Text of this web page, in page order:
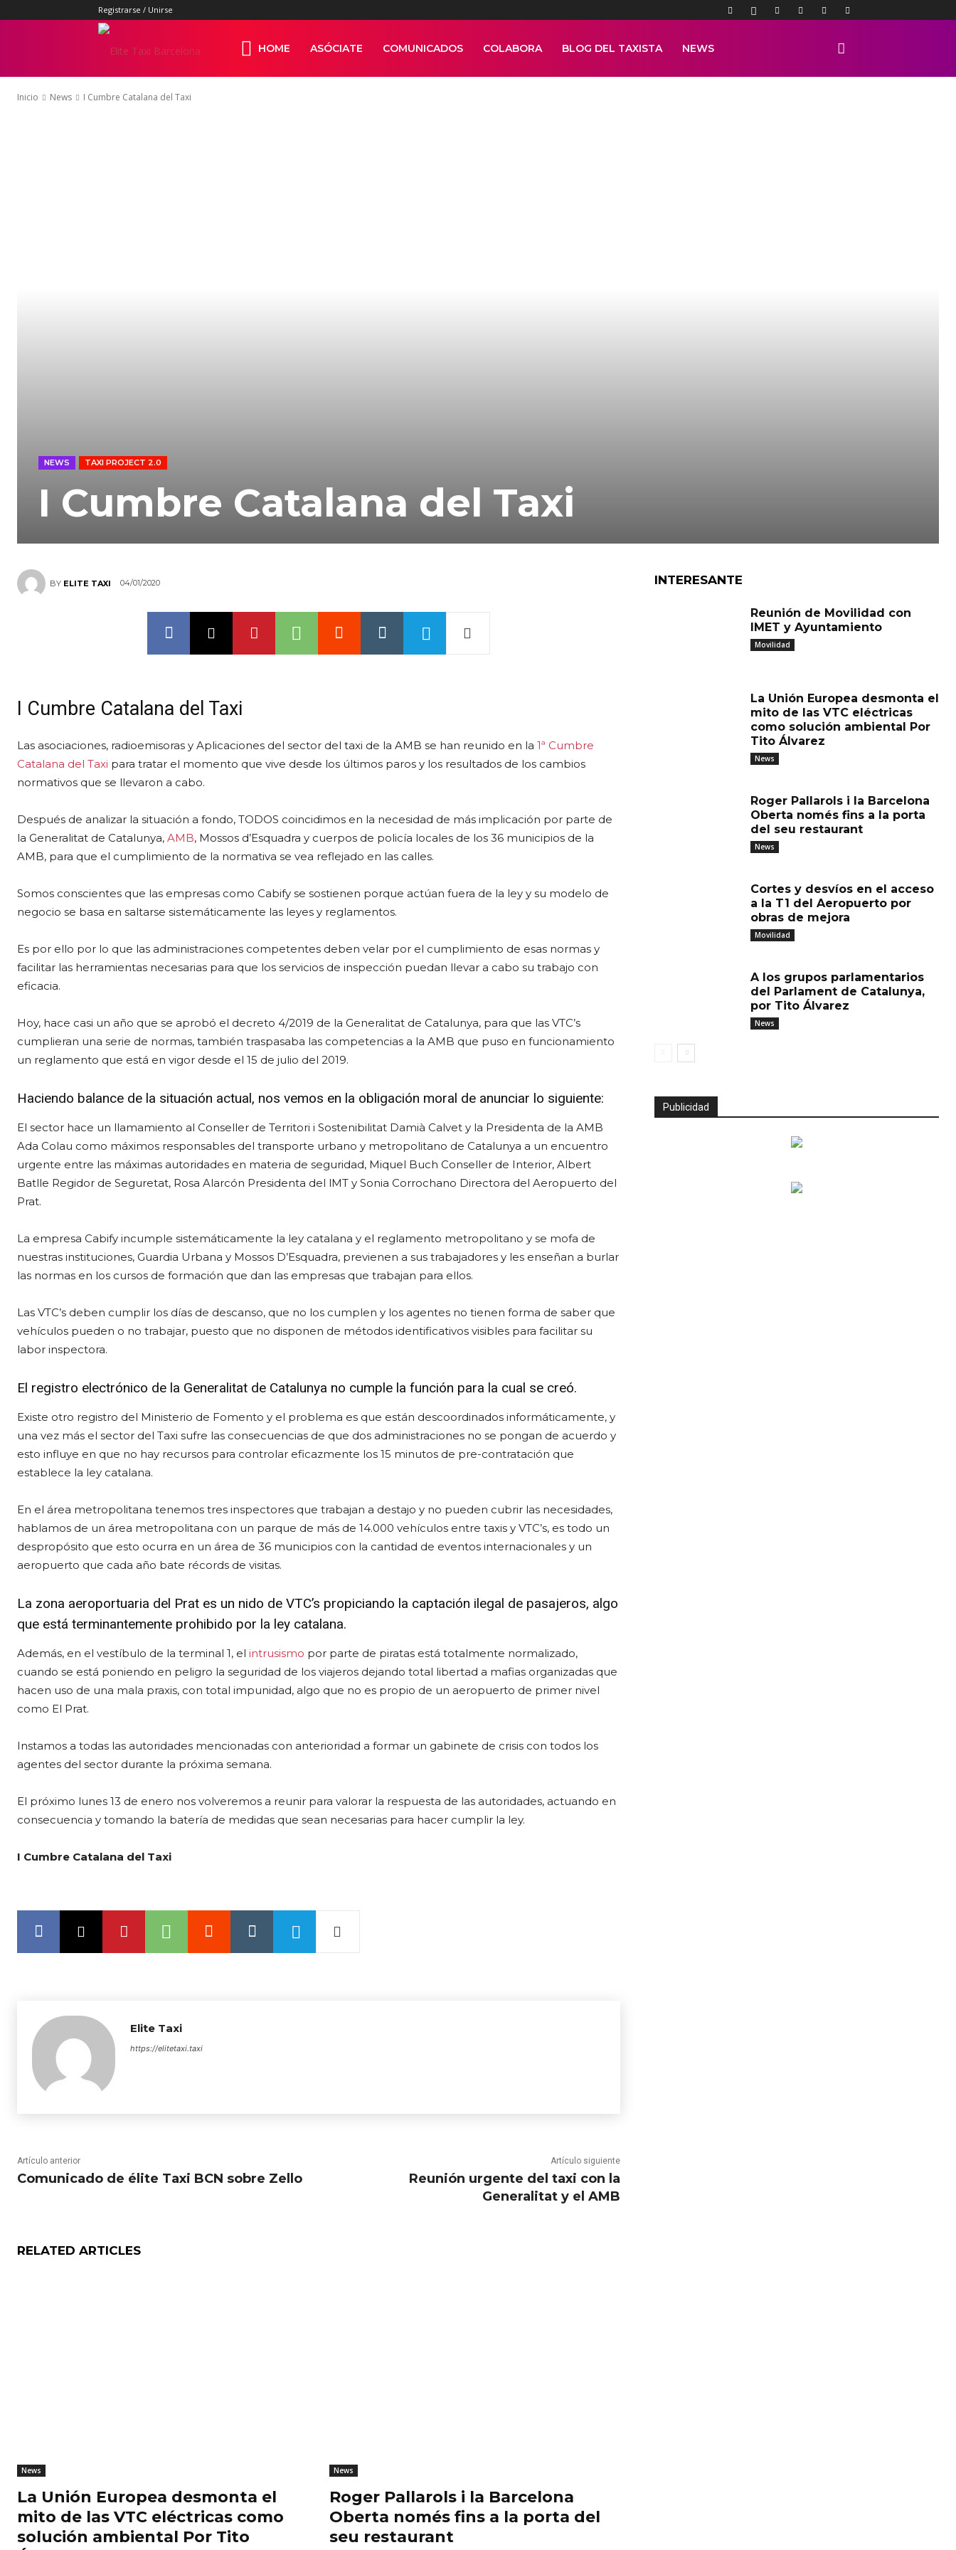
Registrarse / Unirse
HOME ASÓCIATE COMUNICADOS COLABORA BLOG DEL TAXISTA NEWS
Inicio News I Cumbre Catalana del Taxi
NEWS TAXI PROJECT 2.0
I Cumbre Catalana del Taxi
BY ELITE TAXI 04/01/2020
I Cumbre Catalana del Taxi
Las asociaciones, radioemisoras y Aplicaciones del sector del taxi de la AMB se han reunido en la 1ª Cumbre
Catalana del Taxi para tratar el momento que vive desde los últimos paros y los resultados de los cambios
normativos que se llevaron a cabo.
Después de analizar la situación a fondo, TODOS coincidimos en la necesidad de más implicación por parte de
la Generalitat de Catalunya, AMB, Mossos d’Esquadra y cuerpos de policía locales de los 36 municipios de la
AMB, para que el cumplimiento de la normativa se vea reflejado en las calles.
Somos conscientes que las empresas como Cabify se sostienen porque actúan fuera de la ley y su modelo de
negocio se basa en saltarse sistemáticamente las leyes y reglamentos.
Es por ello por lo que las administraciones competentes deben velar por el cumplimiento de esas normas y
facilitar las herramientas necesarias para que los servicios de inspección puedan llevar a cabo su trabajo con
eficacia.
Hoy, hace casi un año que se aprobó el decreto 4/2019 de la Generalitat de Catalunya, para que las VTC’s
cumplieran una serie de normas, también traspasaba las competencias a la AMB que puso en funcionamiento
un reglamento que está en vigor desde el 15 de julio del 2019.
Haciendo balance de la situación actual, nos vemos en la obligación moral de anunciar lo siguiente:
El sector hace un llamamiento al Conseller de Territori i Sostenibilitat Damià Calvet y la Presidenta de la AMB
Ada Colau como máximos responsables del transporte urbano y metropolitano de Catalunya a un encuentro
urgente entre las máximas autoridades en materia de seguridad, Miquel Buch Conseller de Interior, Albert
Batlle Regidor de Seguretat, Rosa Alarcón Presidenta del lMT y Sonia Corrochano Directora del Aeropuerto del
Prat.
La empresa Cabify incumple sistemáticamente la ley catalana y el reglamento metropolitano y se mofa de
nuestras instituciones, Guardia Urbana y Mossos D’Esquadra, previenen a sus trabajadores y les enseñan a burlar
las normas en los cursos de formación que dan las empresas que trabajan para ellos.
Las VTC’s deben cumplir los días de descanso, que no los cumplen y los agentes no tienen forma de saber que
vehículos pueden o no trabajar, puesto que no disponen de métodos identificativos visibles para facilitar su
labor inspectora.
El registro electrónico de la Generalitat de Catalunya no cumple la función para la cual se creó.
Existe otro registro del Ministerio de Fomento y el problema es que están descoordinados informáticamente, y
una vez más el sector del Taxi sufre las consecuencias de que dos administraciones no se pongan de acuerdo y
esto influye en que no hay recursos para controlar eficazmente los 15 minutos de pre-contratación que
establece la ley catalana.
En el área metropolitana tenemos tres inspectores que trabajan a destajo y no pueden cubrir las necesidades,
hablamos de un área metropolitana con un parque de más de 14.000 vehículos entre taxis y VTC’s, es todo un
despropósito que esto ocurra en un área de 36 municipios con la cantidad de eventos internacionales y un
aeropuerto que cada año bate récords de visitas.
La zona aeroportuaria del Prat es un nido de VTC’s propiciando la captación ilegal de pasajeros, algo
que está terminantemente prohibido por la ley catalana.
Además, en el vestíbulo de la terminal 1, el intrusismo por parte de piratas está totalmente normalizado,
cuando se está poniendo en peligro la seguridad de los viajeros dejando total libertad a mafias organizadas que
hacen uso de una mala praxis, con total impunidad, algo que no es propio de un aeropuerto de primer nivel
como El Prat.
Instamos a todas las autoridades mencionadas con anterioridad a formar un gabinete de crisis con todos los
agentes del sector durante la próxima semana.
El próximo lunes 13 de enero nos volveremos a reunir para valorar la respuesta de las autoridades, actuando en
consecuencia y tomando la batería de medidas que sean necesarias para hacer cumplir la ley.
I Cumbre Catalana del Taxi
Elite Taxi
https://elitetaxi.taxi
Artículo anterior
Comunicado de élite Taxi BCN sobre Zello
Artículo siguiente
Reunión urgente del taxi con la
Generalitat y el AMB
RELATED ARTICLES
News
La Unión Europea desmonta el
mito de las VTC eléctricas como
solución ambiental Por Tito
News
Roger Pallarols i la Barcelona
Oberta només fins a la porta del
seu restaurant
INTERESANTE
Reunión de Movilidad con
IMET y Ayuntamiento
Movilidad
La Unión Europea desmonta el
mito de las VTC eléctricas
como solución ambiental Por
Tito Álvarez
News
Roger Pallarols i la Barcelona
Oberta només fins a la porta
del seu restaurant
News
Cortes y desvíos en el acceso
a la T1 del Aeropuerto por
obras de mejora
Movilidad
A los grupos parlamentarios
del Parlament de Catalunya,
por Tito Álvarez
News
Publicidad